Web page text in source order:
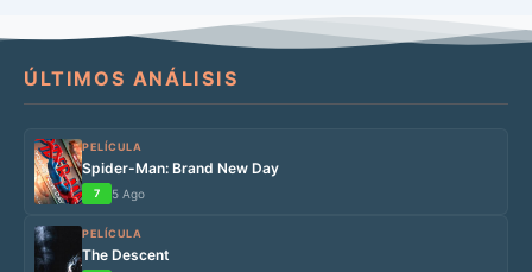
ÚLTIMOS ANÁLISIS
PELÍCULA
Spider-Man: Brand New Day
7 5 Ago
PELÍCULA
The Descent